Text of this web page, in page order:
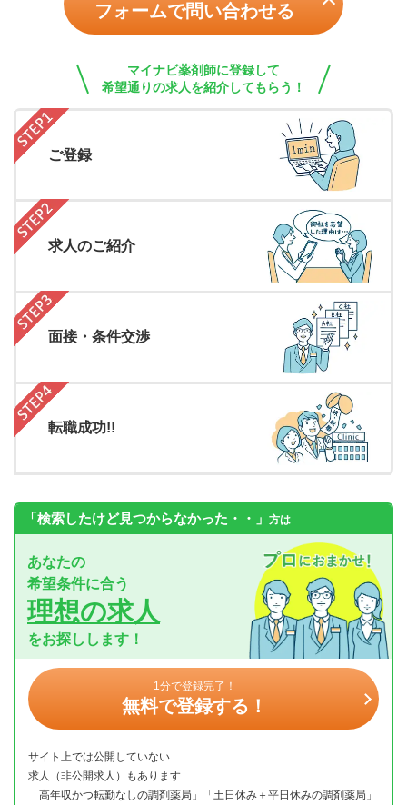
フォームで問い合わせる
マイナビ薬剤師に登録して
希望通りの求人を紹介してもらう！
ご登録
求人のご紹介
面接・条件交渉
転職成功!!
「検索したけど見つからなかった・・」 方は
あなたの
希望条件に合う
理想の求人
をお探しします！
1分で登録完了！
無料で登録する！
サイト上では公開していない
求人（非公開求人）もあります
「高年収かつ転勤なしの調剤薬局」「土日休み＋平日休みの調剤薬局」